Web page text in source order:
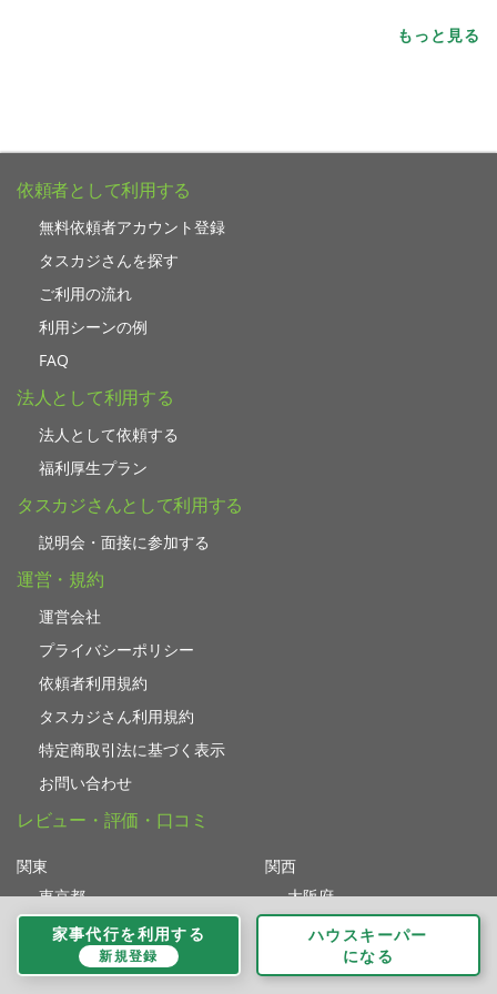
もっと見る
家事代行を利用する
新規登録
ハウスキーパー
になる
依頼者として利用する
無料依頼者アカウント登録
タスカジさんを探す
ご利用の流れ
利用シーンの例
FAQ
法人として利用する
法人として依頼する
福利厚生プラン
タスカジさんとして利用する
説明会・面接に参加する
運営・規約
運営会社
プライバシーポリシー
依頼者利用規約
タスカジさん利用規約
特定商取引法に基づく表示
お問い合わせ
レビュー・評価・口コミ
関東
東京都
神奈川県
千葉県
関西
大阪府
兵庫県